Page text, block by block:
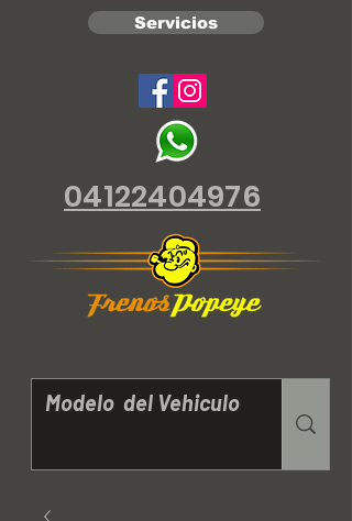
Servicios
04122404976